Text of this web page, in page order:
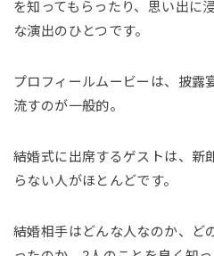
を知ってもらったり、思い出に
な演出のひとつです。
プロフィールムービーは、披露
流すのが一般的。
結婚式に出席するゲストは、新
らない人がほとんどです。
結婚相手はどんな人なのか、ど